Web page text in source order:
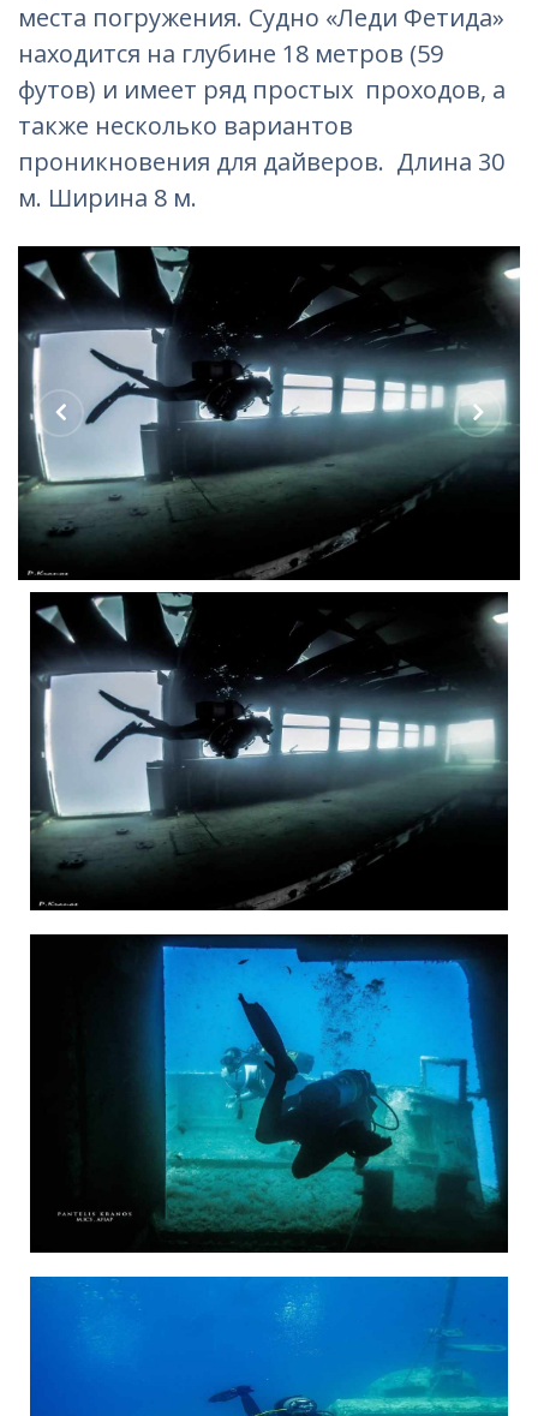
места погружения. Судно «Леди Фетида»
находится на глубине 18 метров (59
футов) и имеет ряд простых проходов, а
также несколько вариантов
проникновения для дайверов. Длина 30
м. Ширина 8 м.